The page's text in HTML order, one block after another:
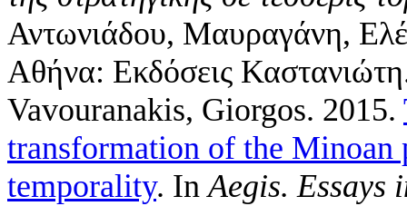
Αντωνιάδου, Μαυραγάνη,
Αθήνα: Εκδόσεις
Vavouranakis, Giorgos. 2015.
transformation of the Minoan
temporality. InAegis. Essays